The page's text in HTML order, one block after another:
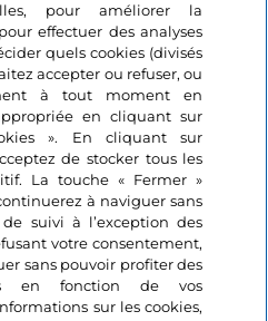
pour améliorer la
effectuer des analyses
quels cookies (divisés
accepter ou refuser, ou
à tout moment en
en cliquant sur
». En cliquant sur
de stocker tous les
La touche « Fermer »
à naviguer sans
suivi à l’exception des
votre consentement,
sans pouvoir profiter des
en fonction de vos
sur les cookies,